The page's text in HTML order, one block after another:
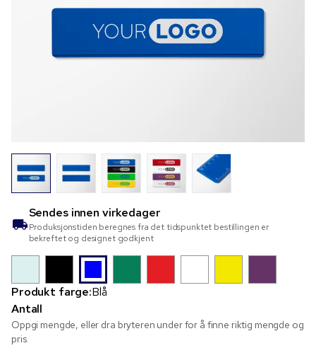
Sendes innen virkedager
Produksjonstiden beregnes fra det tidspunktet bestillingen er
bekreftet og designet godkjent
Produkt farge:Blå
Antall
Oppgi mengde, eller dra bryteren under for å finne riktig mengde og
pris.